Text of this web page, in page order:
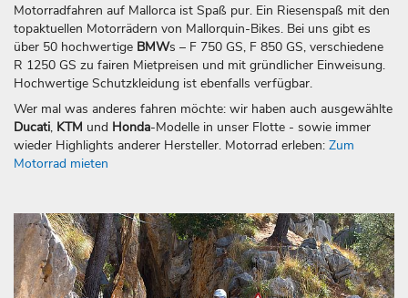
Motorradfahren auf Mallorca ist Spaß pur. Ein Riesenspaß mit den
topaktuellen Motorrädern von Mallorquin-Bikes. Bei uns gibt es
über 50 hochwertige BMWs – F 750 GS, F 850 GS, verschiedene
R 1250 GS zu fairen Mietpreisen und mit gründlicher Einweisung.
Hochwertige Schutzkleidung ist ebenfalls verfügbar.
Wer mal was anderes fahren möchte: wir haben auch ausgewählte
Ducati, KTM und Honda-Modelle in unser Flotte - sowie immer
wieder Highlights anderer Hersteller. Motorrad erleben: Zum
Motorrad mieten